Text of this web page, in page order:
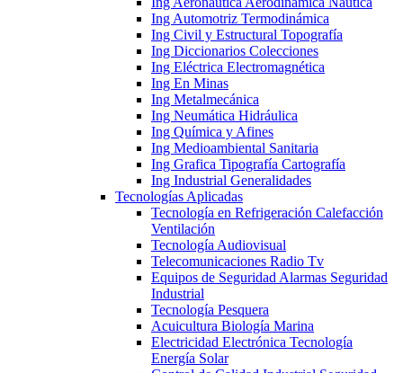
Ing Automotriz Termodinámica
Ing Civil y Estructural Topografía
Ing Diccionarios Colecciones
Ing Eléctrica Electromagnética
Ing En Minas
Ing Metalmecánica
Ing Neumática Hidráulica
Ing Química y Afines
Ing Medioambiental Sanitaria
Ing Grafica Tipografía Cartografía
Ing Industrial Generalidades
Tecnologías Aplicadas
Tecnología en Refrigeración Calefacción
Ventilación
Tecnología Audiovisual
Telecomunicaciones Radio Tv
Equipos de Seguridad Alarmas Seguridad
Industrial
Tecnología Pesquera
Acuicultura Biología Marina
Electricidad Electrónica Tecnología
Energía Solar